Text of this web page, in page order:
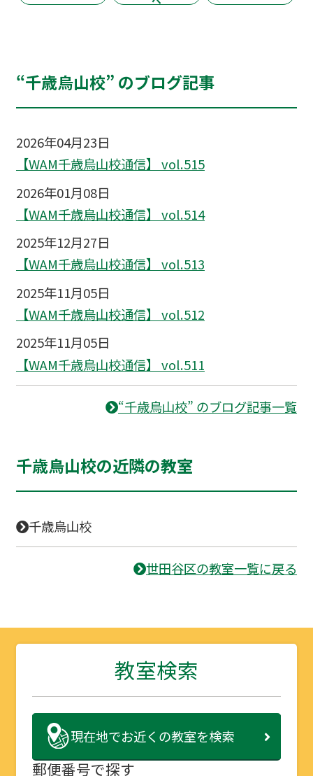
“千歳烏山校” のブログ記事
2026年04月23日
【WAM千歳烏山校通信】 vol.515
2026年01月08日
【WAM千歳烏山校通信】 vol.514
2025年12月27日
【WAM千歳烏山校通信】 vol.513
2025年11月05日
【WAM千歳烏山校通信】 vol.512
2025年11月05日
【WAM千歳烏山校通信】 vol.511
“千歳烏山校” のブログ記事一覧
千歳烏山校の近隣の教室
千歳烏山校
世田谷区の教室一覧に戻る
教室検索
現在地でお近くの教室を検索
郵便番号で探す